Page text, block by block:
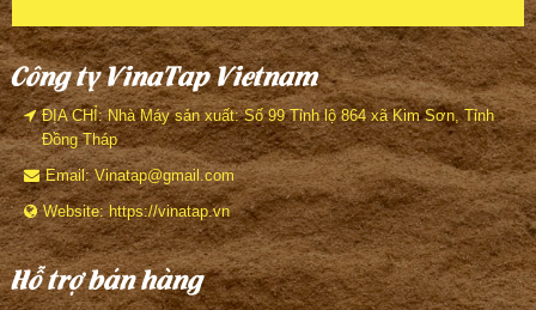
Công ty VinaTap Vietnam
ĐỊA CHỈ: Nhà Máy sản xuất: Số 99 Tỉnh lộ 864 xã Kim Sơn, Tỉnh
Đồng Tháp
Email: Vinatap@gmail.com
Website: https://vinatap.vn
Hỗ trợ bán hàng